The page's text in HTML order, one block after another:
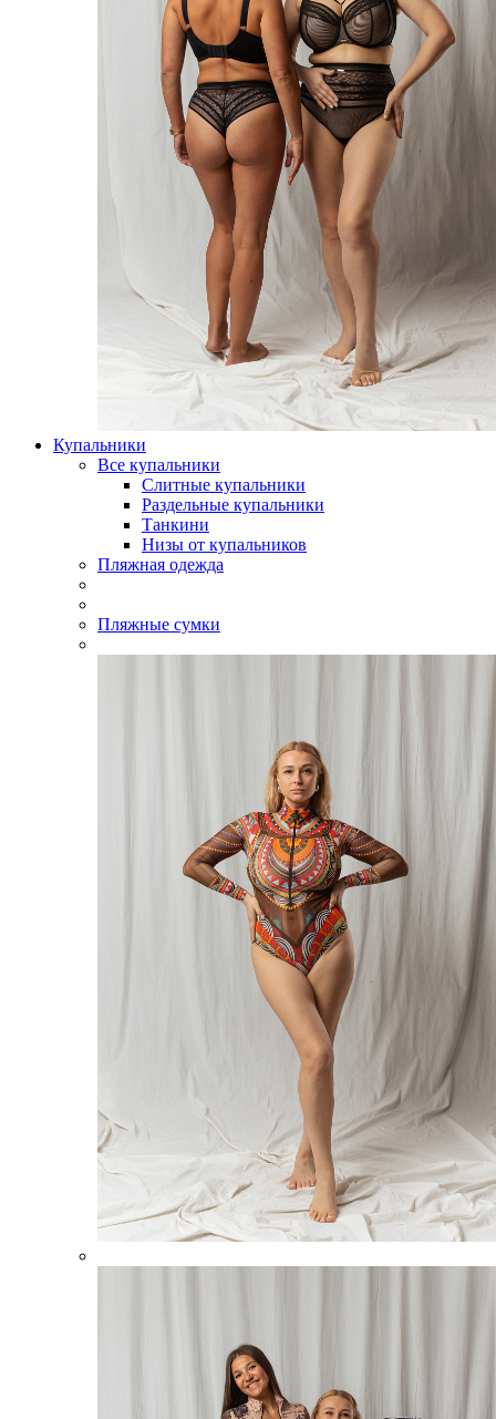
Купальники
Все купальники
Слитные купальники
Раздельные купальники
Танкини
Низы от купальников
Пляжная одежда
Пляжные сумки